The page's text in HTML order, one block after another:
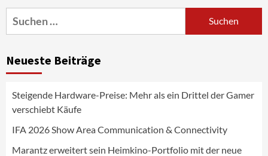
Suchen
nach:
Neueste Beiträge
Steigende Hardware-Preise: Mehr als ein Drittel der Gamer
verschiebt Käufe
IFA 2026 Show Area Communication & Connectivity
Marantz erweitert sein Heimkino-Portfolio mit der neue
4
News aus dem Internet
Fernsehgeräte
5
NIQ kehrt zur IFA 2026 zurück und prägt
die Branchendebatte